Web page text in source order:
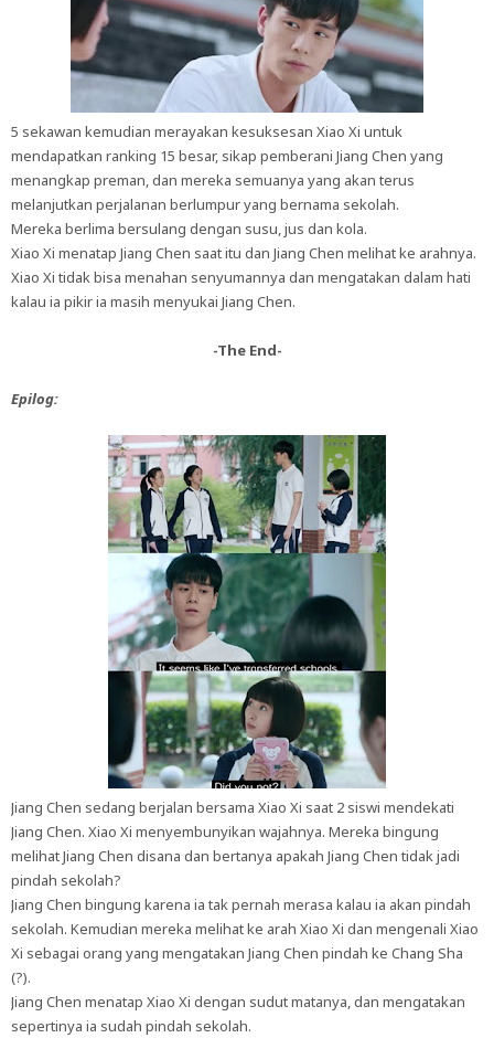
5 sekawan kemudian merayakan kesuksesan Xiao Xi untuk
mendapatkan ranking 15 besar, sikap pemberani Jiang Chen yang
menangkap preman, dan mereka semuanya yang akan terus
melanjutkan perjalanan berlumpur yang bernama sekolah.
Mereka berlima bersulang dengan susu, jus dan kola.
Xiao Xi menatap Jiang Chen saat itu dan Jiang Chen melihat ke arahnya.
Xiao Xi tidak bisa menahan senyumannya dan mengatakan dalam hati
kalau ia pikir ia masih menyukai Jiang Chen.
-The End-
Epilog:
Jiang Chen sedang berjalan bersama Xiao Xi saat 2 siswi mendekati
Jiang Chen. Xiao Xi menyembunyikan wajahnya. Mereka bingung
melihat Jiang Chen disana dan bertanya apakah Jiang Chen tidak jadi
pindah sekolah?
Jiang Chen bingung karena ia tak pernah merasa kalau ia akan pindah
sekolah. Kemudian mereka melihat ke arah Xiao Xi dan mengenali Xiao
Xi sebagai orang yang mengatakan Jiang Chen pindah ke Chang Sha
(?).
Jiang Chen menatap Xiao Xi dengan sudut matanya, dan mengatakan
sepertinya ia sudah pindah sekolah.